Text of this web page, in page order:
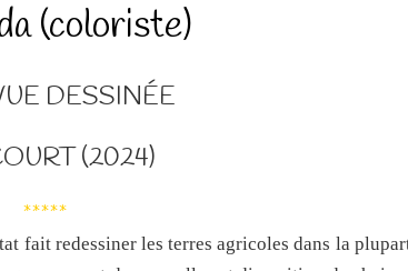
(coloriste)
DESSINÉE
(2024)
*****
fait redessiner les terres agricoles dans la